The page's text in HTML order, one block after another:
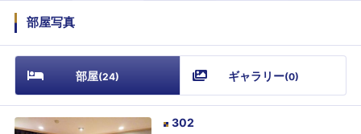
部屋写真
部屋(24) ギャラリー(0)
302